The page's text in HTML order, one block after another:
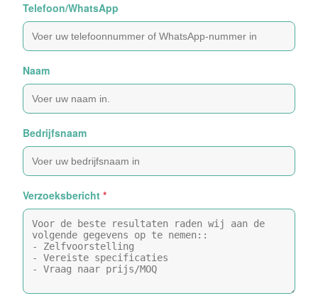
Telefoon/WhatsApp
Naam
Bedrijfsnaam
Verzoeksbericht *